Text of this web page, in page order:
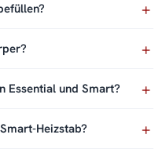
Essential und Smart?
Heizstab?